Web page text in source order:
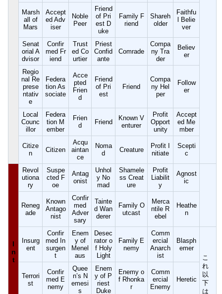
Marsh
all of
Mars
Accept
ed Adv
iser
Noble
Peer
Friend
of Pri
est D
uke
Family F
riend
Shareh
older
Faithfu
l Belie
ver
Senat
orial A
dvisor
Confir
med Fr
iend
Trust
ed Co
urtier
Priest
Confid
ante
Comrade
Compa
ny Tra
der
Believ
er
Regio
nal Re
prese
ntativ
e
Federa
tion As
sociate
Acce
pted
Frien
d
Friend
of Pri
est
Friend
Compa
ny Hel
per
Follow
er
Local
Counc
illor
Federa
tion M
ember
Frien
d
Friend
Known V
enturer
Profit
Opport
unity
Accept
ed Me
mber
Citize
n
Citizen
Acqu
aintan
ce
Noma
d
Creature
Profit I
nitiate
Scepti
c
I
n
t
Revol
utiona
ry
Suspe
cted F
oe
Antag
onist
Unhol
y No
mad
Shamele
ss Creat
ure
Profit
Liabilit
y
Agnost
ic
Reneg
ade
Known
Antago
nist
Confir
med
Adver
sary
Tainte
d Wan
derer
Family O
utcast
Merca
ntile R
ebel
Heathe
n
Insurg
ent
Confir
med In
surgen
t
Enem
y of
Menel
aus
Desec
rator o
f Holy
Light
Family E
nemy
Comm
ercial
Anarch
ist
Blasph
emer
こ
れ
以
下
は
Terrori
st
Confir
med E
nemy
Quee
n’s N
emesi
s
Enem
y of P
riest
Duke
Enemy o
f Rhonka
r
Comm
ercial
Enemy
Heretic